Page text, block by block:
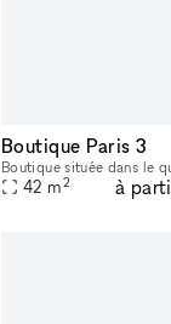
Boutique Paris 3
42 m2 à